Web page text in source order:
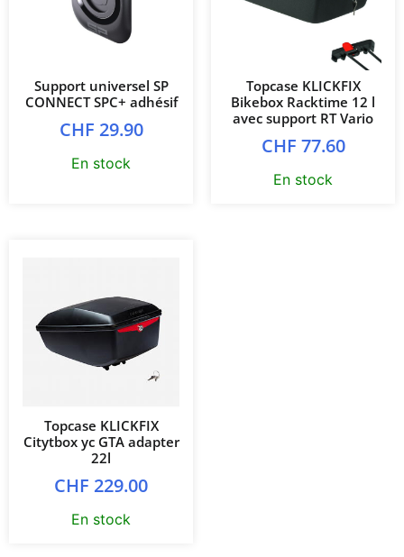
Support universel SP
CONNECT SPC+ adhésif
CHF 29.90
En stock
Topcase KLICKFIX
Bikebox Racktime 12 l
avec support RT Vario
CHF 77.60
En stock
Topcase KLICKFIX
Citytbox yc GTA adapter
22l
CHF 229.00
En stock